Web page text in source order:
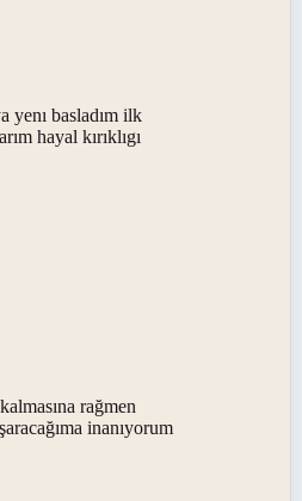
yenı basladım ilk
hayal kırıklıgı
rağmen
inanıyorum